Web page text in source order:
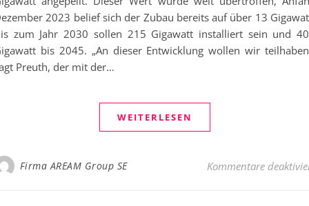
2023 belief sich der Zubau bereits auf über 13
zum Jahr 2030 sollen 215 Gigawatt installiert sein und
bis 2045. „An dieser Entwicklung wollen wir
Preuth, der mit der…
WEITERLESEN
Firma AREAM Group SE Kommentare